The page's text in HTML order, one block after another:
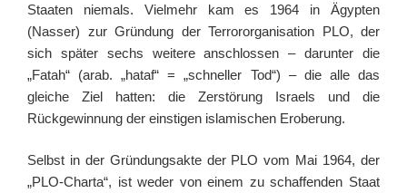
Staaten niemals. Vielmehr kam es 1964 in Ägypten
(Nasser) zur Gründung der Terrororganisation PLO, der
sich später sechs weitere anschlossen – darunter die
„Fatah“ (arab. „hataf“ = „schneller Tod“) – die alle das
gleiche Ziel hatten: die Zerstörung Israels und die
Rückgewinnung der einstigen islamischen Eroberung.
Selbst in der Gründungsakte der PLO vom Mai 1964, der
„PLO-Charta“, ist weder von einem zu schaffenden Staat